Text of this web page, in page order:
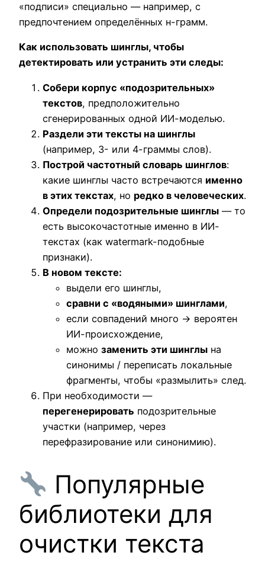
«подписи» специально — например, с
предпочтением определённых н-грамм.
Как использовать шинглы, чтобы
детектировать или устранить эти следы:
Собери корпус «подозрительных»
текстов, предположительно
сгенерированных одной ИИ-моделью.
Раздели эти тексты на шинглы
(например, 3- или 4-граммы слов).
Построй частотный словарь шинглов:
какие шинглы часто встречаются именно
в этих текстах, но редко в человеческих.
Определи подозрительные шинглы — то
есть высокочастотные именно в ИИ-
текстах (как watermark-подобные
признаки).
В новом тексте:
выдели его шинглы,
сравни с «водяными» шинглами,
если совпадений много → вероятен
ИИ-происхождение,
можно заменить эти шинглы на
синонимы / переписать локальные
фрагменты, чтобы «размылить» след.
При необходимости —
перегенерировать подозрительные
участки (например, через
перефразирование или синонимию).
Популярные
библиотеки для
очистки текста